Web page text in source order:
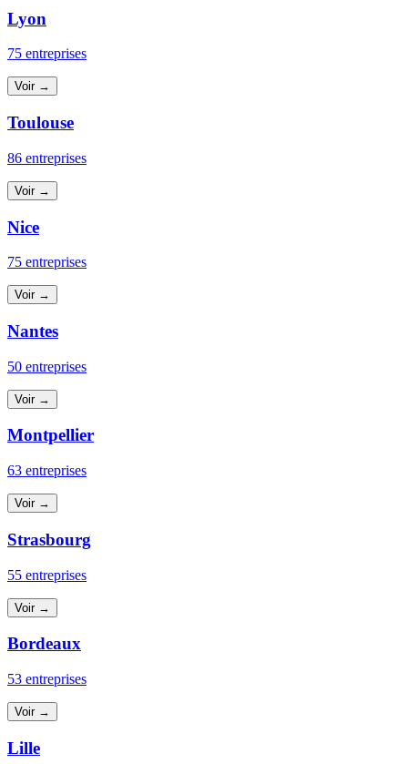
Lyon
75 entreprises
Voir →
Toulouse
86 entreprises
Voir →
Nice
75 entreprises
Voir →
Nantes
50 entreprises
Voir →
Montpellier
63 entreprises
Voir →
Strasbourg
55 entreprises
Voir →
Bordeaux
53 entreprises
Voir →
Lille